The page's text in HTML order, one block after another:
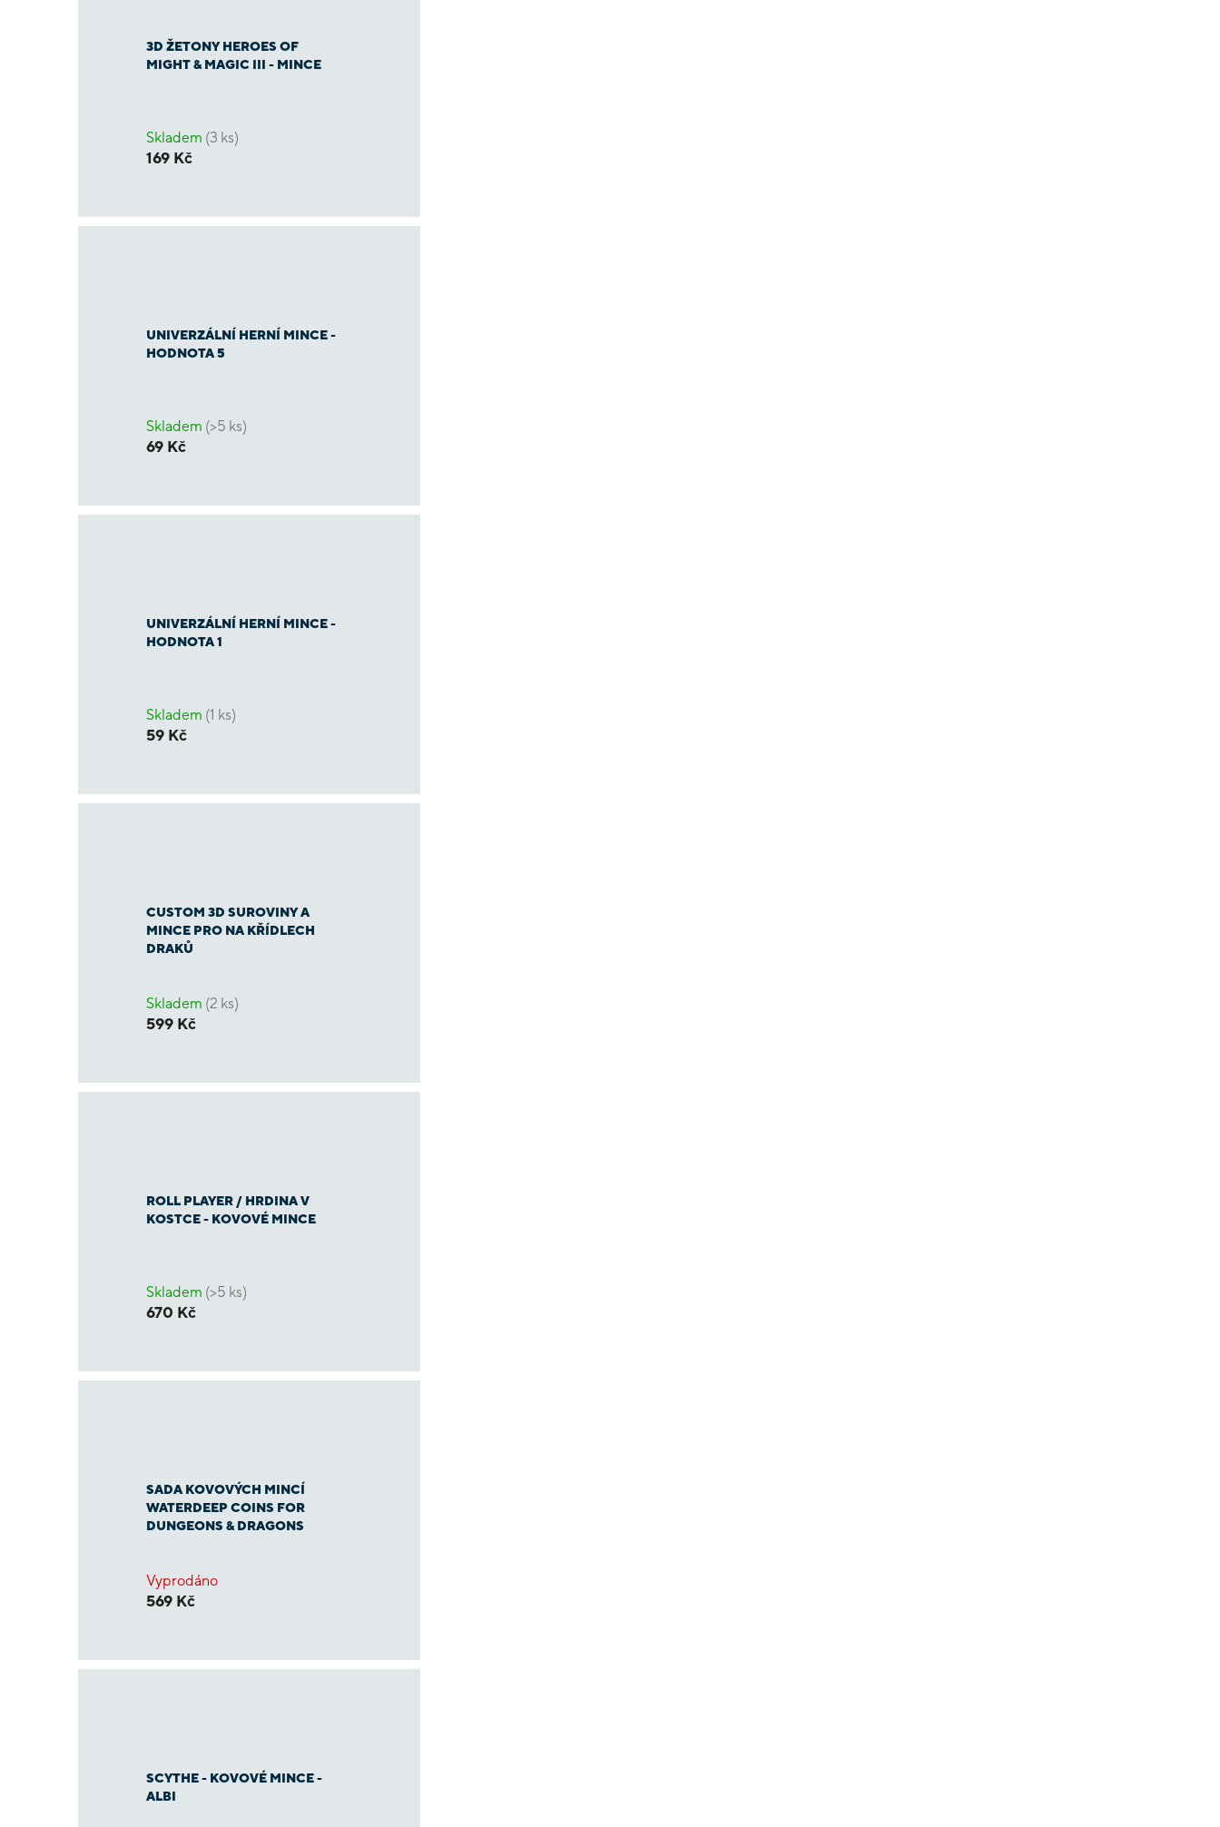
3D ŽETONY HEROES OF
MIGHT & MAGIC III - MINCE
Skladem (3 ks)
169 Kč
UNIVERZÁLNÍ HERNÍ MINCE -
HODNOTA 5
Skladem (>5 ks)
69 Kč
UNIVERZÁLNÍ HERNÍ MINCE -
HODNOTA 1
Skladem (1 ks)
59 Kč
CUSTOM 3D SUROVINY A
MINCE PRO NA KŘÍDLECH
DRAKŮ
Skladem (2 ks)
599 Kč
ROLL PLAYER / HRDINA V
KOSTCE - KOVOVÉ MINCE
Skladem (>5 ks)
670 Kč
SADA KOVOVÝCH MINCÍ
WATERDEEP COINS FOR
DUNGEONS & DRAGONS
Vyprodáno
569 Kč
SCYTHE - KOVOVÉ MINCE -
ALBI